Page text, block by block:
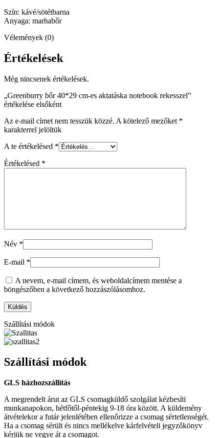
Szín: kávé/sötétbarna
Anyaga: marhabőr
Vélemények (0)
Értékelések
Még nincsenek értékelések.
„Greenburry bőr 40*29 cm-es aktatáska notebook rekesszel”
értékelése elsőként
Az e-mail címet nem tesszük közzé. A kötelező mezőket *
karakterrel jelöltük
A te értékelésed *
Értékelésed *
Név *
E-mail *
A nevem, e-mail címem, és weboldalcímem mentése a
böngészőben a következő hozzászólásomhoz.
Szállítási módok
Szállítási módok
GLS házhozszállítás
A megrendelt árut az GLS csomagküldő szolgálat kézbesíti
munkanapokon, hétfőtől-péntekig 9-18 óra között. A küldemény
átvételekor a futár jelenlétében ellenőrizze a csomag sértetlenségét.
Ha a csomag sérült és nincs mellékelve kárfelvételi jegyzőkönyv
kérjük ne vegye át a csomagot.